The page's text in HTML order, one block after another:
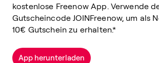
kostenlose Freenow App. Verwende
Gutscheincode JOINFreenow, um als
10€ Gutschein zu erhalten.*
App herunterladen